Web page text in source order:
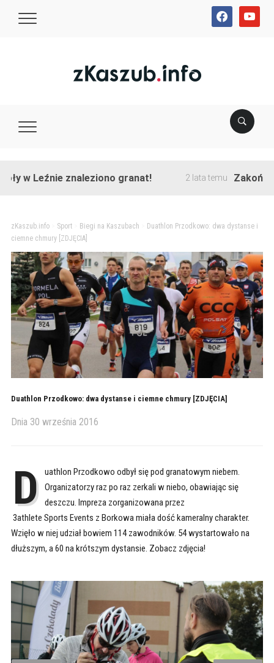
facebookyoutube
Leźnie znaleziono granat! 2 lata temu Zakończono
zKaszub.info> Sport> Biegi na Kaszubach
Duathlon Przodkowo: dwa dystanse i
ciemne chmury [ZDJĘCIA]
Duathlon Przodkowo: dwa dystanse i ciemne chmury [ZDJĘCIA]
Dnia 30 września 2016
D uathlon Przodkowo odbył się pod granatowym niebem.
Organizatorzy raz po raz zerkali w niebo, obawiając się
deszczu. Impreza zorganizowana przez
3athlete Sports Events z Borkowa miała dość kameralny charakter.
Wzięło w niej udział bowiem 114 zawodników. 54 wystartowało na
dłuższym, a 60 na krótszym dystansie. Zobacz zdjęcia!